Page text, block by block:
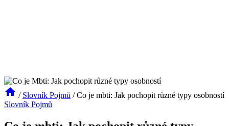
/ Slovník Pojmů / Co je mbti: Jak pochopit různé typy osobností
Slovník Pojmů